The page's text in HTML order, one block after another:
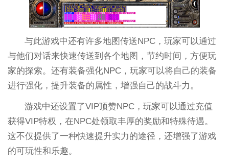
与此游戏中还有许多地图传送NPC，玩家可以通过
与他们对话来快速传送到各个地图，节约时间，方便玩
家的探索。还有装备强化NPC，玩家可以将自己的装备
进行强化，提升装备的属性，增强自己的战斗力。
游戏中还设置了VIP顶赞NPC，玩家可以通过充值
获得VIP特权，在NPC处领取丰厚的奖励和特殊待遇。
这不仅提供了一种快速提升实力的途径，还增强了游戏
的可玩性和乐趣。